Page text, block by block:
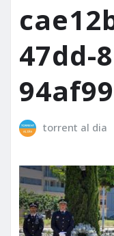
47dd-
torrent al dia